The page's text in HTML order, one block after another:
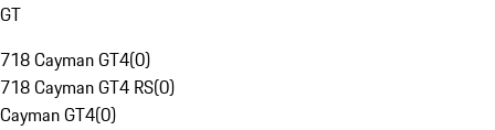
GT
718 Cayman GT4(0)
718 Cayman GT4 RS(0)
Cayman GT4(0)